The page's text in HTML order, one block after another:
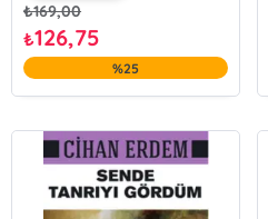
₺169,00
₺126,75
%25